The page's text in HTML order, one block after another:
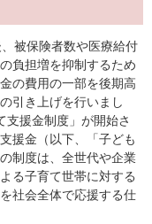
被保険者数や医療給付
負担増を抑制するため
の費用の一部を後期高
引き上げを行いまし
支援金制度」が開始さ
援金（以下、「子ども
制度は、全世代や企業
る子育て世帯に対する
社会全体で応援する仕